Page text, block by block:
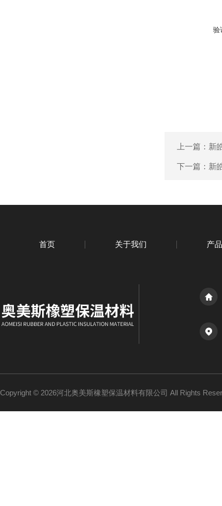
验
上一篇： 新
下一篇： 新
首页 关于我们 产
Copyright © 2026河北奥美斯橡塑保温材料有限公司 All Rights